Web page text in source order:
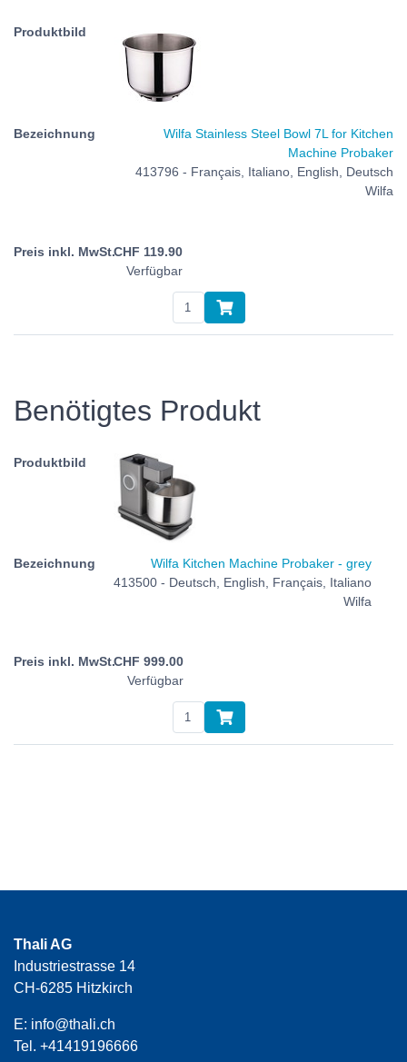
Wilfa Stainless Steel Bowl 7L for Kitchen
Machine Probaker
413796 - Français, Italiano, English, Deutsch
Wilfa
CHF 119.90
Verfügbar
Benötigtes Produkt
Wilfa Kitchen Machine Probaker - grey
413500 - Deutsch, English, Français, Italiano
Wilfa
CHF 999.00
Verfügbar
Thali AG
Industriestrasse 14
CH-6285 Hitzkirch
E: info@thali.ch
Tel. +41419196666